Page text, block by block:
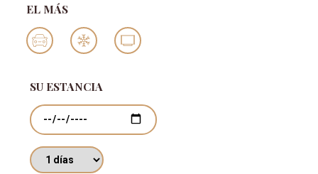
EL MÁS
SU ESTANCIA
Fechas
Número de días